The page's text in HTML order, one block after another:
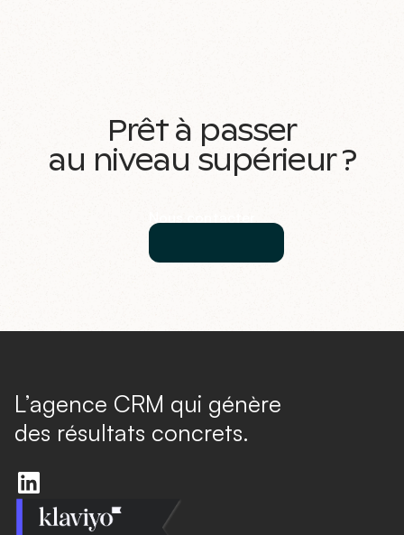
Prêt à passer
au niveau supérieur ?
L’agence CRM qui génère
des résultats concrets.